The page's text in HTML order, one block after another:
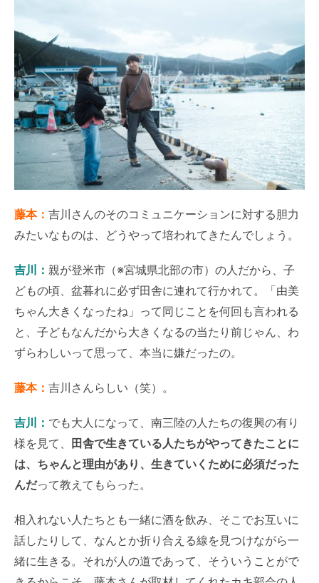
藤本： 吉川さんのそのコミュニケーションに対する胆力
みたいなものは、どうやって培われてきたんでしょう。
吉川： 親が登米市（※宮城県北部の市）の人だから、子
どもの頃、盆暮れに必ず田舎に連れて行かれて。「由美
ちゃん大きくなったね」って同じことを何回も言われる
と、子どもなんだから大きくなるの当たり前じゃん、わ
ずらわしいって思って、本当に嫌だったの。
藤本： 吉川さんらしい（笑）。
吉川： でも大人になって、南三陸の人たちの復興の有り
様を見て、
田舎で生きている人たちがやってきたことに
は、ちゃんと理由があり、生きていくために必須だった
んだって教えてもらった。
相入れない人たちとも一緒に酒を飲み、そこでお互いに
話したりして、なんとか折り合える線を見つけながら一
緒に生きる。それが人の道であって、そういうことがで